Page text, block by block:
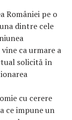
României pe o
dintre cele
ca urmare a
solicită în
cu cerere
ce impune un